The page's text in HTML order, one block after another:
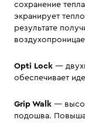
сохранение
экранирует
результате
Opti Lock —
обеспечивает
Grip Walk —
подошва.